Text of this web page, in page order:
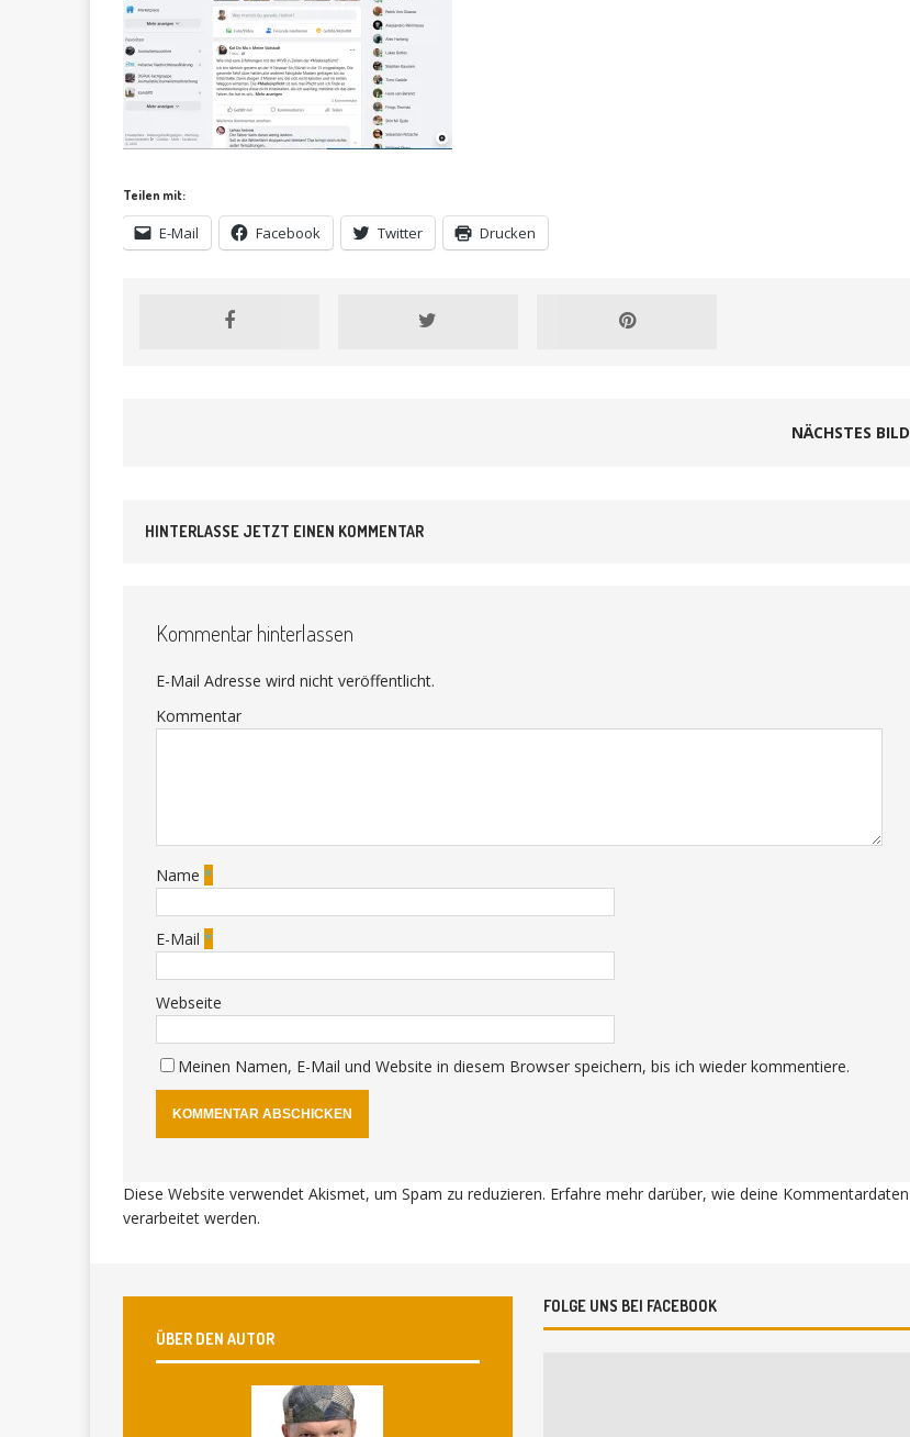
Teilen mit:
E-Mail Facebook Twitter Drucken
NÄCHSTES BILD
HINTERLASSE JETZT EINEN KOMMENTAR
Kommentar hinterlassen
E-Mail Adresse wird nicht veröffentlicht.
Kommentar
Name *
E-Mail *
Webseite
Meinen Namen, E-Mail und Website in diesem Browser speichern, bis ich wieder kommentiere.
Diese Website verwendet Akismet, um Spam zu reduzieren. Erfahre mehr darüber, wie deine Kommentardaten
verarbeitet werden.
ÜBER DEN AUTOR
FOLGE UNS BEI FACEBOOK